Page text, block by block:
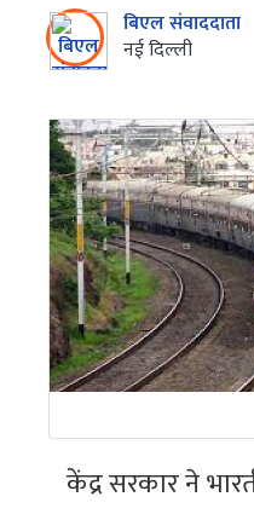
बिएल संवाददाता
नई दिल्ली
केंद्र सरकार ने